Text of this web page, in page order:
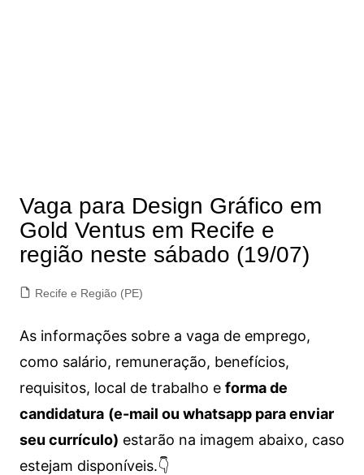
Vaga para Design Gráfico em
Gold Ventus em Recife e
região neste sábado (19/07)
Recife e Região (PE)
As informações sobre a vaga de emprego,
como salário, remuneração, benefícios,
requisitos, local de trabalho e forma de
candidatura (e-mail ou whatsapp para enviar
seu currículo) estarão na imagem abaixo, caso
estejam disponíveis.👇